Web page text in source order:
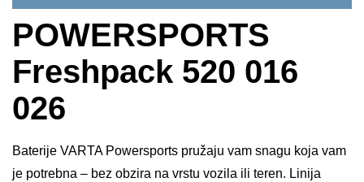
POWERSPORTS
Freshpack 520 016
026
Baterije VARTA Powersports pružaju vam snagu koja vam
je potrebna – bez obzira na vrstu vozila ili teren. Linija